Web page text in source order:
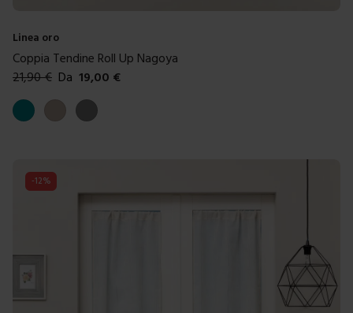
Linea oro
Coppia Tendine Roll Up Nagoya
21,90€ Da 19,00 €
Colori disponibili
OttanioTortoraGrigio
-12%